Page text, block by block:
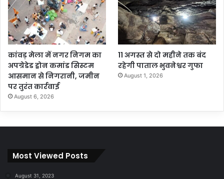
कांवड़ मेला में नगर निगम का
अपग्रेडेड ड्रोन कमांड सिस्टम
आसमान से निगरानी, जमीन
पर तुरंत कार्रवाई
August 6, 2026
11 अगस्त से दो महीने तक बंद
रहेगी पाताल भुवनेश्वर गुफा
August 1, 2026
Most Viewed Posts
August 31, 2023